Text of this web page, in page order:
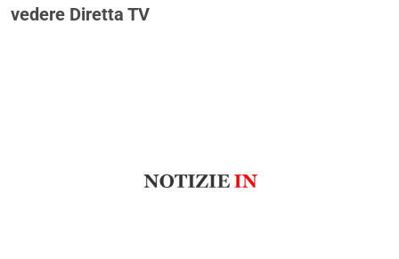
vedere Diretta TV